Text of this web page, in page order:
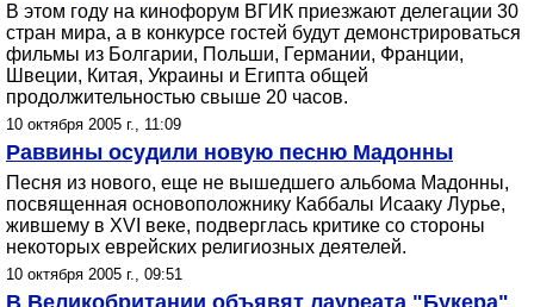
В этом году на кинофорум ВГИК приезжают делегации 30
стран мира, а в конкурсе гостей будут демонстрироваться
фильмы из Болгарии, Польши, Германии, Франции,
Швеции, Китая, Украины и Египта общей
продолжительностью свыше 20 часов.
10 октября 2005 г., 11:09
Раввины осудили новую песню Мадонны
Песня из нового, еще не вышедшего альбома Мадонны,
посвященная основоположнику Каббалы Исааку Лурье,
жившему в XVI веке, подверглась критике со стороны
некоторых еврейских религиозных деятелей.
10 октября 2005 г., 09:51
В Великобритании объявят лауреата "Букера"